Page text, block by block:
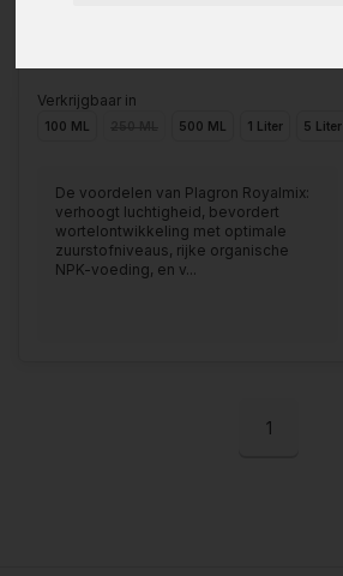
Verkrijgbaar in
100 ML 500 ML 1 Liter 5 Liter
De voordelen van Plagron Royalmix:
verhoogt luchtigheid, bevordert
wortelontwikkeling met optimale
zuurstofniveaus, rijke organische
NPK-voeding, en v...
1